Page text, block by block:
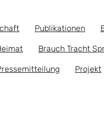
Publikationen
Brauch Tracht
Projekt